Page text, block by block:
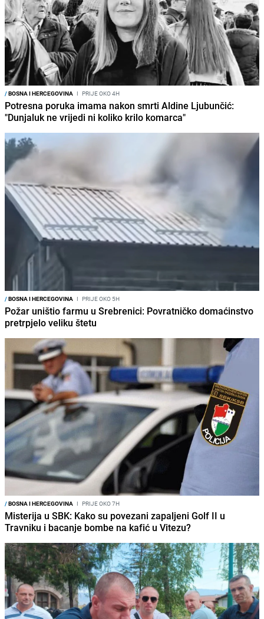
/BOSNA I HERCEGOVINA I PRIJE OKO 4H
Potresna poruka imama nakon smrti Aldine Ljubunčić:
"Dunjaluk ne vrijedi ni koliko krilo komarca"
/BOSNA I HERCEGOVINA I PRIJE OKO 5H
Požar uništio farmu u Srebrenici: Povratničko domaćinstvo
pretrpjelo veliku štetu
/BOSNA I HERCEGOVINA I PRIJE OKO 7H
Misterija u SBK: Kako su povezani zapaljeni Golf II u
Travniku i bacanje bombe na kafić u Vitezu?